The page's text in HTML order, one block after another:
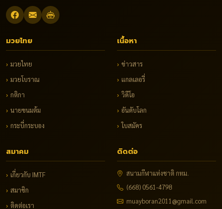
มวยไทย
› มวยไทย
› มวยโบราณ
› กติกา
› นายขนมต้ม
› กระบี่กระบอง
เนื้อหา
› ข่าวสาร
› แกลเลอรี่
› วิดีโอ
› อันดับโลก
› ใบสมัคร
สมาคม
› เกี่ยวกับ IMTF
› สมาชิก
› ติดต่อเรา
ติดต่อ
สนามกีฬาแห่งชาติ กทม.
(668) 0561-4798
muayboran2011@gmail.com